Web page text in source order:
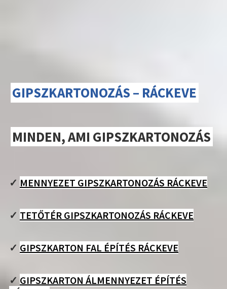
GIPSZKARTONOZÁS – RÁCKEVE
MINDEN, AMI GIPSZKARTONOZÁS
✓ MENNYEZET GIPSZKARTONOZÁS RÁCKEVE
✓ TETŐTÉR GIPSZKARTONOZÁS RÁCKEVE
✓ GIPSZKARTON FAL ÉPÍTÉS RÁCKEVE
✓ GIPSZKARTON ÁLMENNYEZET ÉPÍTÉS